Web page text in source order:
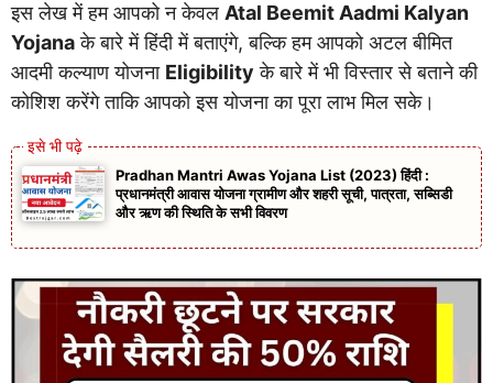
इस लेख में हम आपको न केवल Atal Beemit Aadmi Kalyan
Yojanaके बारे में हिंदी में बताएंगे, बल्कि हम आपको अटल बीमित
आदमी कल्याण योजना Eligibility के बारे में भी विस्तार से बताने की
कोशिश करेंगे ताकि आपको इस योजना का पूरा लाभ मिल सके।
Pradhan Mantri Awas Yojana List (2023) हिंदी :
प्रधानमंत्री आवास योजना ग्रामीण और शहरी सूची, पात्रता, सब्सिडी
और ऋण की स्थिति के सभी विवरण